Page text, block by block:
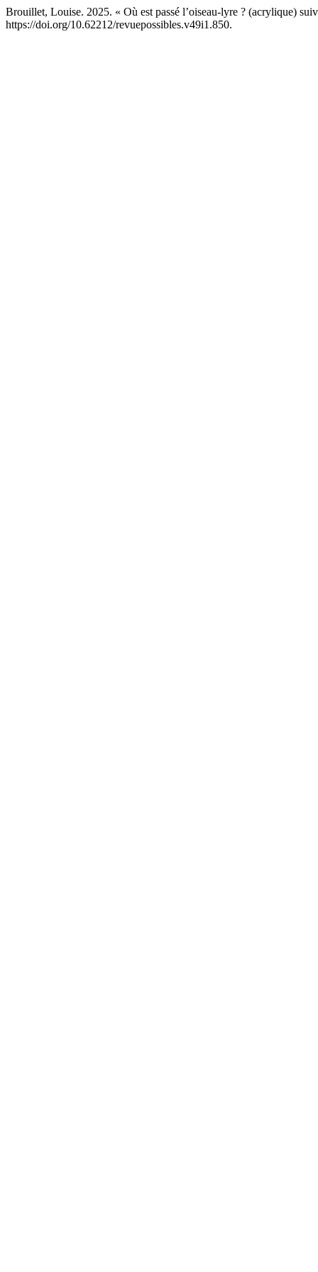
Brouillet, Louise. 2025. « Où est passé l’oiseau-lyre ? (acrylique)
https://doi.org/10.62212/revuepossibles.v49i1.850.